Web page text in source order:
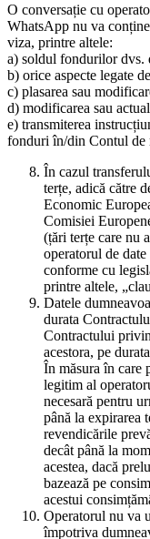
O conversație cu
WhatsApp nu va
viza, printre altele:
a) soldul fondurilor dvs.
b) orice aspecte legate
c) plasarea sau
d) modificarea sau
e) transmiterea
fonduri în/din Contul de
În cazul
terțe, adică către
Economic
Comisiei
(țări terțe care nu
operatorul de
conforme cu
printre altele,
Datele
durata
Contractului
acestora, pe
În măsura în care
legitim al
necesară pentru
până la expirarea
revendicările
decât până la
acestea, dacă
bazează pe
acestui
Operatorul nu va
împotriva